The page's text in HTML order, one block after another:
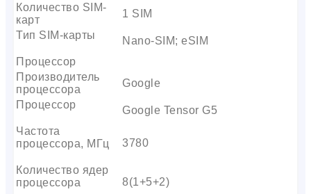
Количество SIM-
карт
1 SIM
Тип SIM-карты
Nano-SIM; eSIM
Процессор
Производитель
процессора
Google
Процессор
Google Tensor G5
Частота
процессора, МГц
3780
Количество ядер
процессора
8(1+5+2)